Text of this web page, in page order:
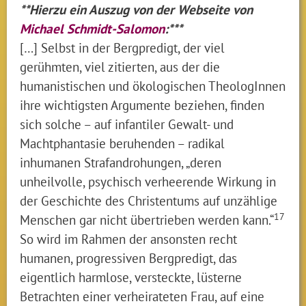
**Hierzu ein Auszug von der Webseite von
Michael Schmidt-Salomon:***
[…] Selbst in der Bergpredigt, der viel
gerühmten, viel zitierten, aus der die
humanistischen und ökologischen TheologInnen
ihre wichtigsten Argumente beziehen, finden
sich solche – auf infantiler Gewalt- und
Machtphantasie beruhenden – radikal
inhumanen Strafandrohungen, „deren
unheilvolle, psychisch verheerende Wirkung in
der Geschichte des Christentums auf unzählige
Menschen gar nicht übertrieben werden kann.“17
So wird im Rahmen der ansonsten recht
humanen, progressiven Bergpredigt, das
eigentlich harmlose, versteckte, lüsterne
Betrachten einer verheirateten Frau, auf eine